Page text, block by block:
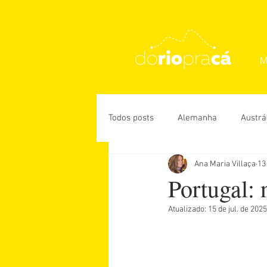
Todos posts Alemanha
Rio de Janeiro USA
Daniela Paiva Guiga Soares
Portugal:
Ana Maria Villaça
Atualizado: 15 de jul. de 2025